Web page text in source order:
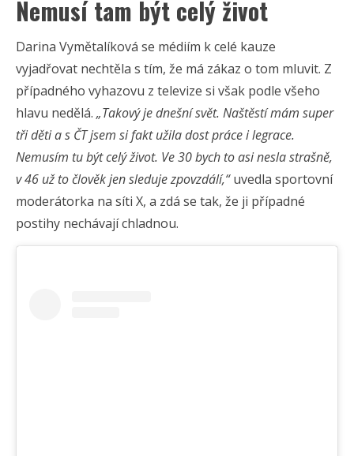
Nemusí tam být celý život
Darina Vymětalíková se médiím k celé kauze
vyjadřovat nechtěla s tím, že má zákaz o tom mluvit. Z
případného vyhazovu z televize si však podle všeho
hlavu nedělá. „Takový je dnešní svět. Naštěstí mám super
tři děti a s ČT jsem si fakt užila dost práce i legrace.
Nemusím tu být celý život. Ve 30 bych to asi nesla strašně,
v 46 už to člověk jen sleduje zpovzdálí,“uvedla sportovní
moderátorka na síti X, a zdá se tak, že ji případné
postihy nechávají chladnou.